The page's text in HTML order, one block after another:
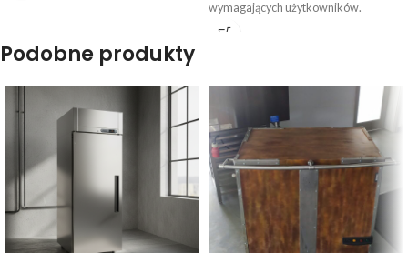
wymagających użytkowników.
Podobne produkty